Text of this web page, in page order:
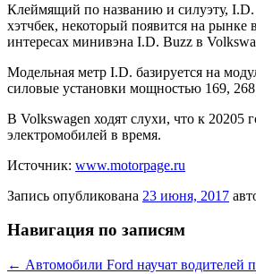
Клеймящий по названию и силуэту, I.D.
хэтчбек, некоторый появится на
интересах минивэна I.D. Buzz в
Модельная метр I.D. базируется на
силовые установки мощностью 169,
В Volkswagen ходят слухи, что к 20205
электромобилей в время.
Источник: www.motorpage.ru
Запись опубликована 23 июня, 2017
Навигация по записям
← Автомобили Ford научат водителей